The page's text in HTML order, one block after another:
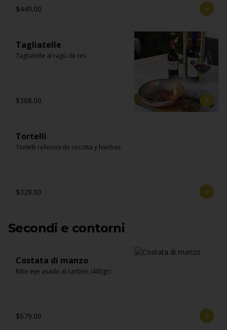
$449.00
Tagliatelle
Tagliatelle al ragú de res
$368.00
Tortelli
Tortelli rellenos de rocotta y hierbas
$328.00
Secondi e contorni
Costata di manzo
Ribe eye asado al carbón (400gr)
$679.00